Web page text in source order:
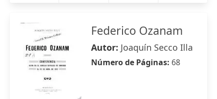
Federico Ozanam
Autor: Joaquín Secco Illa
Número de Páginas: 68